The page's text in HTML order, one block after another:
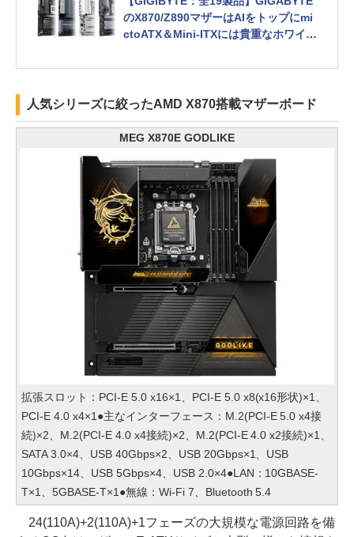
のX870/Z890マザーはAIをトップにmi
ctoATX＆Mini-ITXには貴重なホワイト
人気シリーズに絞ったAMD X870搭載マザーボード
MEG X870E GODLIKE
拡張スロット：PCI-E 5.0 x16×1、PCI-E 5.0 x8(x16形状)×1、
PCI-E 4.0 x4×1●主なインターフェース：M.2(PCI-E 5.0 x4接
続)×2、M.2(PCI-E 4.0 x4接続)×2、M.2(PCI-E 4.0 x2接続)×1、
SATA 3.0×4、USB 40Gbps×2、USB 20Gbps×1、USB
10Gbps×14、USB 5Gbps×4、USB 2.0×4●LAN：10GBASE-
T×1、5GBASE-T×1●無線：Wi-Fi 7、Bluetooth 5.4
24(110A)+2(110A)+1フェーズの大規模な電源回路を備